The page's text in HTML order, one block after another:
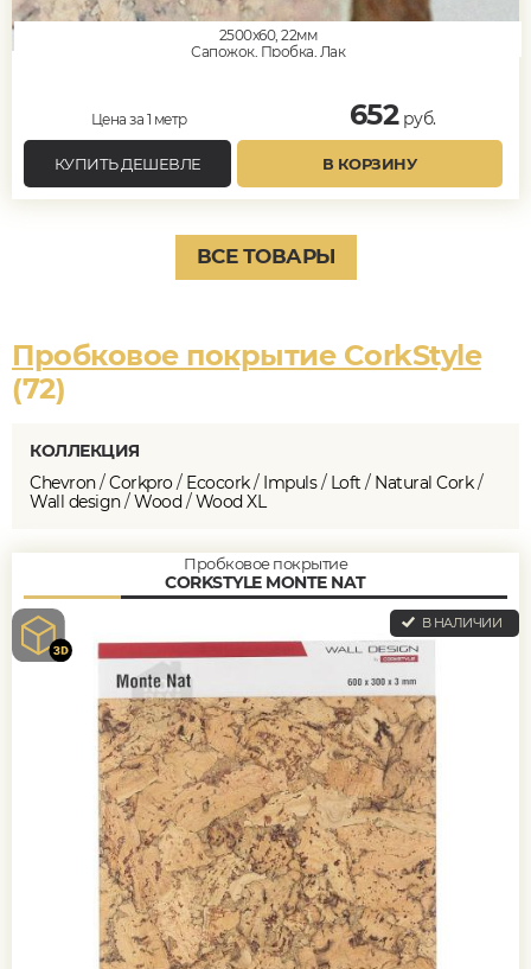
2500x60, 22мм
Сапожок, Пробка, Лак
Цена за 1 метр 652руб.
КУПИТЬ ДЕШЕВЛЕ В КОРЗИНУ
ВСЕ ТОВАРЫ
Пробковое покрытие CorkStyle
(72)
КОЛЛЕКЦИЯ
Chevron/Corkpro / Ecocork/ Impuls/ Loft / Natural Cork/
Wall design/Wood /Wood XL
Пробковое покрытие
CORKSTYLE MONTE NAT
В НАЛИЧИИ